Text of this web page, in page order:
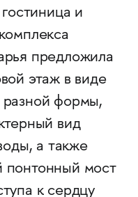
и
предложила
этаж в виде
разной формы,
вид
а также
понтонный мост
к сердцу